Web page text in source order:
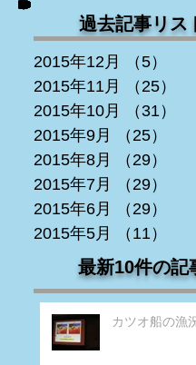
過去記事リス
2015年12月 （5）
2015年11月
（25）
2015年10月
（31）
2015年9月
（25）
2015年8月
（29）
2015年7月
（29）
2015年6月
（29）
2015年5月
（11）
最新10件の記
カツオ船の漁